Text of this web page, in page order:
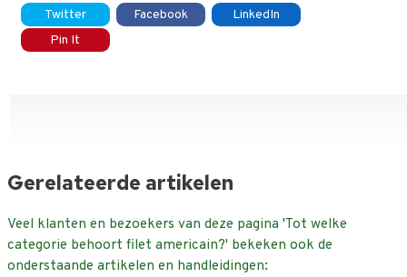
Twitter Facebook
LinkedIn
Pin It
Gerelateerde artikelen
Veel klanten en bezoekers van deze pagina 'Tot welke
categorie behoort filet americain?' bekeken ook de
onderstaande artikelen en handleidingen: